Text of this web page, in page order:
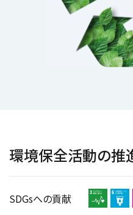
環境保全活動の推
SDGsへの貢献